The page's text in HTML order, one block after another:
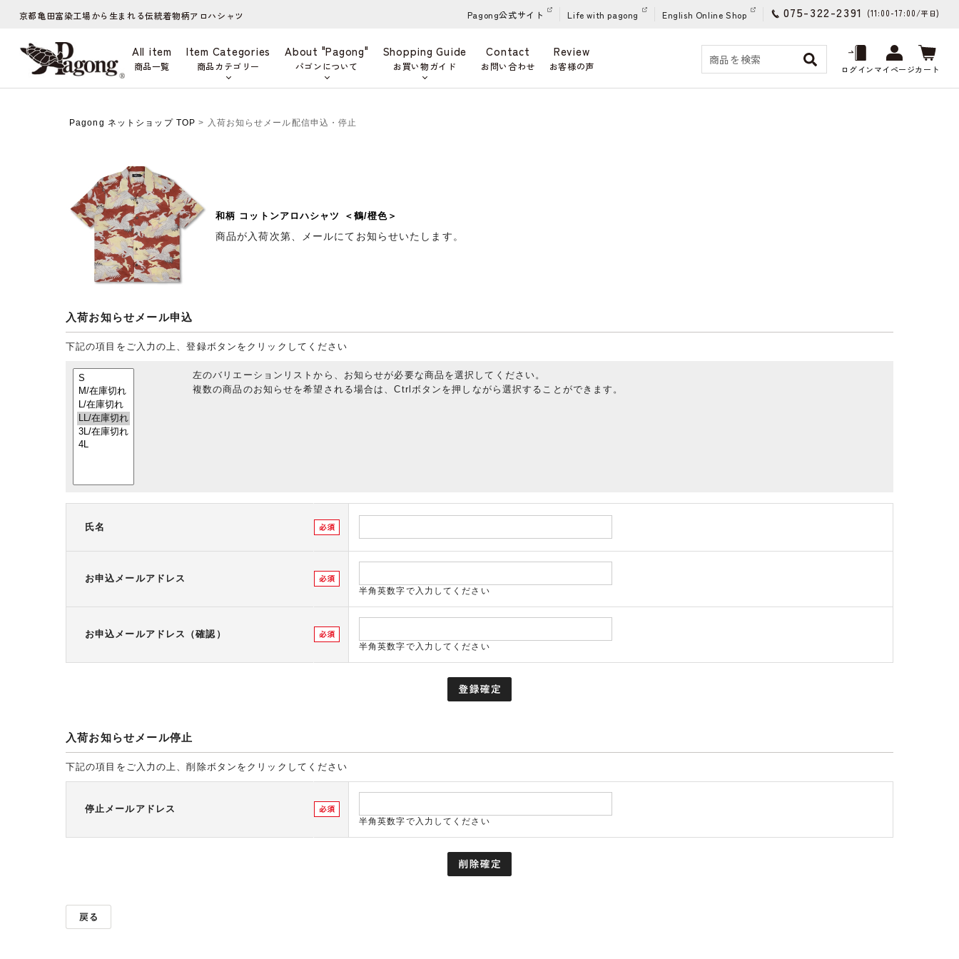
京都亀田富染工場から生まれる伝統着物柄アロハシャツ Pagong公式サイト Life with pagong English Online Shop 075-322-2391 (11:00-17:00/平日)
All item
商品一覧
Item Categories
商品カテゴリー
About "Pagong"
パゴンについて
Shopping Guide
お買い物ガイド
Contact
お問い合わせ
Review
お客様の声 ログインマイページカート
Pagong ネットショップ TOP > 入荷お知らせメール配信申込・停止
和柄 コットンアロハシャツ ＜鶴/橙色＞
商品が入荷次第、メールにてお知らせいたします。
入荷お知らせメール申込
下記の項目をご入力の上、登録ボタンをクリックしてください
左のバリエーションリストから、お知らせが必要な商品を選択してください。
複数の商品のお知らせを希望される場合は、Ctrlボタンを押しながら選択することができます。
氏名
お申込メールアドレス
半角英数字で入力してください
お申込メールアドレス（確認）
半角英数字で入力してください
入荷お知らせメール停止
下記の項目をご入力の上、削除ボタンをクリックしてください
停止メールアドレス
半角英数字で入力してください